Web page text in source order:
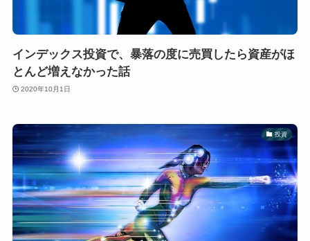
インデックス投資で、暴落の度に売買したら資産がほ
とんど増えなかった話
2020年10月1日
投資